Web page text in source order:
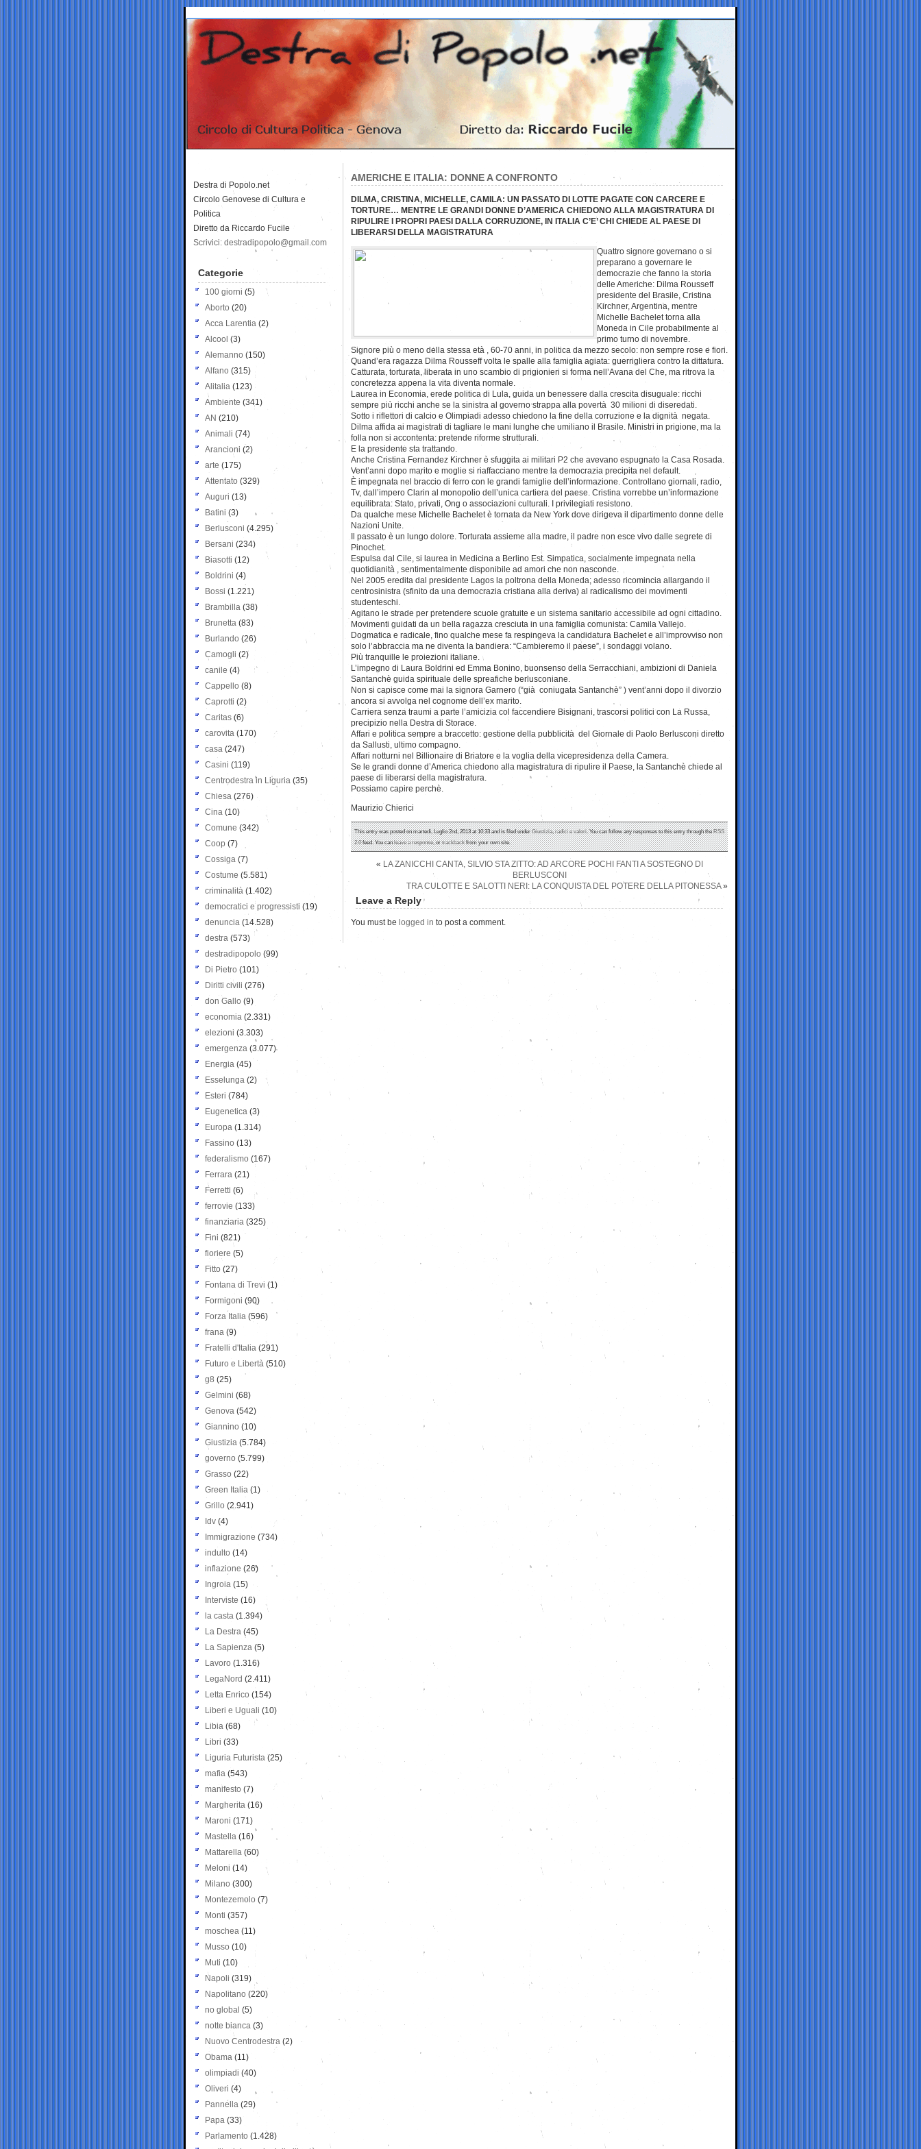
AMERICHE E ITALIA: DONNE A CONFRONTO
DILMA, CRISTINA, MICHELLE, CAMILA: UN PASSATO DI LOTTE PAGATE CON CARCERE E
TORTURE… MENTRE LE GRANDI DONNE D’AMERICA CHIEDONO ALLA MAGISTRATURA DI
RIPULIRE I PROPRI PAESI DALLA CORRUZIONE, IN ITALIA C’E’ CHI CHIEDE AL PAESE DI
LIBERARSI DELLA MAGISTRATURA
Quattro signore governano o si
preparano a governare le
democrazie che fanno la storia
delle Americhe: Dilma Rousseff
presidente del Brasile, Cristina
Kirchner, Argentina, mentre
Michelle Bachelet torna alla
Moneda in Cile probabilmente al
primo turno di novembre.
Signore più o meno della stessa età , 60-70 anni, in politica da mezzo secolo: non sempre rose e fiori.
Quand’era ragazza Dilma Rousseff volta le spalle alla famiglia agiata: guerrigliera contro la dittatura.
Catturata, torturata, liberata in uno scambio di prigionieri si forma nell’Avana del Che, ma ritrova la
concretezza appena la vita diventa normale.
Laurea in Economia, erede politica di Lula, guida un benessere dalla crescita disuguale: ricchi
sempre più ricchi anche se la sinistra al governo strappa alla povertà 30 milioni di diseredati.
Sotto i riflettori di calcio e Olimpiadi adesso chiedono la fine della corruzione e la dignità negata.
Dilma affida ai magistrati di tagliare le mani lunghe che umiliano il Brasile. Ministri in prigione, ma la
folla non si accontenta: pretende riforme strutturali.
E la presidente sta trattando.
Anche Cristina Fernandez Kirchner è sfuggita ai militari P2 che avevano espugnato la Casa Rosada.
Vent’anni dopo marito e moglie si riaffacciano mentre la democrazia precipita nel default.
È impegnata nel braccio di ferro con le grandi famiglie dell’informazione. Controllano giornali, radio,
Tv, dall’impero Clarin al monopolio dell’unica cartiera del paese. Cristina vorrebbe un’informazione
equilibrata: Stato, privati, Ong o associazioni culturali. I privilegiati resistono.
Da qualche mese Michelle Bachelet è tornata da New York dove dirigeva il dipartimento donne delle
Nazioni Unite.
Il passato è un lungo dolore. Torturata assieme alla madre, il padre non esce vivo dalle segrete di
Pinochet.
Espulsa dal Cile, si laurea in Medicina a Berlino Est. Simpatica, socialmente impegnata nella
quotidianità , sentimentalmente disponibile ad amori che non nasconde.
Nel 2005 eredita dal presidente Lagos la poltrona della Moneda; adesso ricomincia allargando il
centrosinistra (sfinito da una democrazia cristiana alla deriva) al radicalismo dei movimenti
studenteschi.
Agitano le strade per pretendere scuole gratuite e un sistema sanitario accessibile ad ogni cittadino.
Movimenti guidati da un bella ragazza cresciuta in una famiglia comunista: Camila Vallejo.
Dogmatica e radicale, fino qualche mese fa respingeva la candidatura Bachelet e all’improvviso non
solo l’abbraccia ma ne diventa la bandiera: “Cambieremo il paese”, i sondaggi volano.
Più tranquille le proiezioni italiane.
L’impegno di Laura Boldrini ed Emma Bonino, buonsenso della Serracchiani, ambizioni di Daniela
Santanchè guida spirituale delle spreafiche berlusconiane.
Non si capisce come mai la signora Garnero (“già coniugata Santanchè” ) vent’anni dopo il divorzio
ancora si avvolga nel cognome dell’ex marito.
Carriera senza traumi a parte l’amicizia col faccendiere Bisignani, trascorsi politici con La Russa,
precipizio nella Destra di Storace.
Affari e politica sempre a braccetto: gestione della pubblicità del Giornale di Paolo Berlusconi diretto
da Sallusti, ultimo compagno.
Affari notturni nel Billionaire di Briatore e la voglia della vicepresidenza della Camera.
Se le grandi donne d’America chiedono alla magistratura di ripulire il Paese, la Santanchè chiede al
paese di liberarsi della magistratura.
Possiamo capire perchè.
Maurizio Chierici
This entry was posted on martedì, Luglio 2nd, 2013 at 10:33 and is filed underGiustizia,radici e valori. You can follow any responses to this entry through theRSS
2.0feed. You canleave a response, ortrackbackfrom your own site.
« LA ZANICCHI CANTA, SILVIO STA ZITTO: AD ARCORE POCHI FANTI A SOSTEGNO DI
BERLUSCONI
TRA CULOTTE E SALOTTI NERI: LA CONQUISTA DEL POTERE DELLA PITONESSA»
Leave a Reply
You must be logged in to post a comment.
Destra di Popolo.net
Circolo Genovese di Cultura e
Politica
Diretto da Riccardo Fucile
Scrivici: destradipopolo@gmail.com
Categorie
100 giorni (5)
Aborto (20)
Acca Larentia (2)
Alcool (3)
Alemanno (150)
Alfano (315)
Alitalia (123)
Ambiente (341)
AN (210)
Animali (74)
Arancioni (2)
arte (175)
Attentato (329)
Auguri (13)
Batini (3)
Berlusconi (4.295)
Bersani (234)
Biasotti (12)
Boldrini (4)
Bossi (1.221)
Brambilla (38)
Brunetta (83)
Burlando (26)
Camogli (2)
canile (4)
Cappello (8)
Caprotti (2)
Caritas (6)
carovita (170)
casa (247)
Casini (119)
Centrodestra in Liguria (35)
Chiesa (276)
Cina (10)
Comune (342)
Coop (7)
Cossiga (7)
Costume (5.581)
criminalità (1.402)
democratici e progressisti (19)
denuncia (14.528)
destra (573)
destradipopolo (99)
Di Pietro (101)
Diritti civili (276)
don Gallo (9)
economia (2.331)
elezioni (3.303)
emergenza (3.077)
Energia (45)
Esselunga (2)
Esteri (784)
Eugenetica (3)
Europa (1.314)
Fassino (13)
federalismo (167)
Ferrara (21)
Ferretti (6)
ferrovie (133)
finanziaria (325)
Fini (821)
fioriere (5)
Fitto (27)
Fontana di Trevi (1)
Formigoni (90)
Forza Italia (596)
frana (9)
Fratelli d'Italia (291)
Futuro e Libertà (510)
g8 (25)
Gelmini (68)
Genova (542)
Giannino (10)
Giustizia (5.784)
governo (5.799)
Grasso (22)
Green Italia (1)
Grillo (2.941)
Idv (4)
Immigrazione (734)
indulto (14)
inflazione (26)
Ingroia (15)
Interviste (16)
la casta (1.394)
La Destra (45)
La Sapienza (5)
Lavoro (1.316)
LegaNord (2.411)
Letta Enrico (154)
Liberi e Uguali (10)
Libia (68)
Libri (33)
Liguria Futurista (25)
mafia (543)
manifesto (7)
Margherita (16)
Maroni (171)
Mastella (16)
Mattarella (60)
Meloni (14)
Milano (300)
Montezemolo (7)
Monti (357)
moschea (11)
Musso (10)
Muti (10)
Napoli (319)
Napolitano (220)
no global (5)
notte bianca (3)
Nuovo Centrodestra (2)
Obama (11)
olimpiadi (40)
Oliveri (4)
Pannella (29)
Papa (33)
Parlamento (1.428)